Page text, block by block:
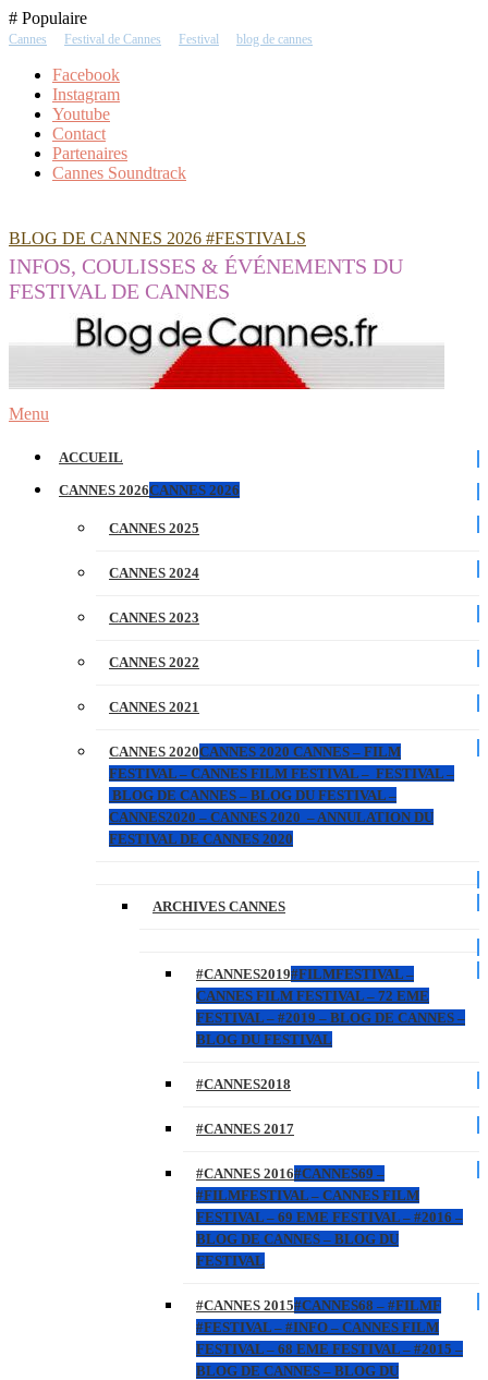
Skip
To
# Populaire
Cannes Festival de Cannes Festival blog de cannes
Facebook
Instagram
Youtube
Contact
Partenaires
Cannes Soundtrack
BLOG DE CANNES 2026 #FESTIVALS
INFOS, COULISSES & ÉVÉNEMENTS DU
FESTIVAL DE CANNES
Menu
ACCUEIL
CANNES 2026CANNES 2026
CANNES 2025
CANNES 2024
CANNES 2023
CANNES 2022
CANNES 2021
CANNES 2020CANNES 2020 CANNES – FILM
FESTIVAL – CANNES FILM FESTIVAL – FESTIVAL –
BLOG DE CANNES – BLOG DU FESTIVAL –
CANNES2020 – CANNES 2020 – ANNULATION DU
FESTIVAL DE CANNES 2020
ARCHIVES CANNES
#CANNES2019#FILMFESTIVAL –
CANNES FILM FESTIVAL – 72 EME
FESTIVAL – #2019 – BLOG DE CANNES –
BLOG DU FESTIVAL
#CANNES2018
#CANNES 2017
#CANNES 2016#CANNES69 –
#FILMFESTIVAL – CANNES FILM
FESTIVAL – 69 EME FESTIVAL – #2016 –
BLOG DE CANNES – BLOG DU
FESTIVAL
#CANNES 2015#CANNES68 – #FILMF
#FESTIVAL – #INFO – CANNES FILM
FESTIVAL – 68 EME FESTIVAL – #2015 –
BLOG DE CANNES – BLOG DU